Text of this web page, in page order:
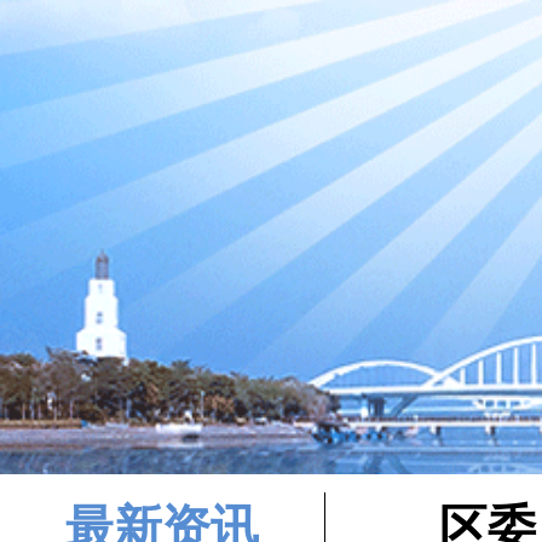
最新资讯 区委